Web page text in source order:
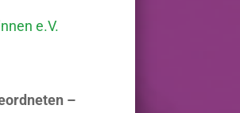
e.V.
–